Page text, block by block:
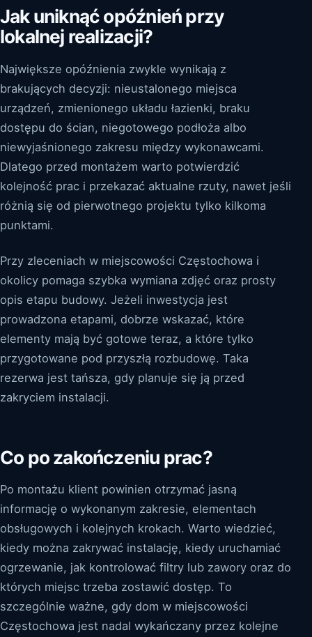
Jak uniknąć opóźnień przy
lokalnej realizacji?
Największe opóźnienia zwykle wynikają z
brakujących decyzji: nieustalonego miejsca
urządzeń, zmienionego układu łazienki, braku
dostępu do ścian, niegotowego podłoża albo
niewyjaśnionego zakresu między wykonawcami.
Dlatego przed montażem warto potwierdzić
kolejność prac i przekazać aktualne rzuty, nawet jeśli
różnią się od pierwotnego projektu tylko kilkoma
punktami.
Przy zleceniach w miejscowości Częstochowa i
okolicy pomaga szybka wymiana zdjęć oraz prosty
opis etapu budowy. Jeżeli inwestycja jest
prowadzona etapami, dobrze wskazać, które
elementy mają być gotowe teraz, a które tylko
przygotowane pod przyszłą rozbudowę. Taka
rezerwa jest tańsza, gdy planuje się ją przed
zakryciem instalacji.
Co po zakończeniu prac?
Po montażu klient powinien otrzymać jasną
informację o wykonanym zakresie, elementach
obsługowych i kolejnych krokach. Warto wiedzieć,
kiedy można zakrywać instalację, kiedy uruchamiać
ogrzewanie, jak kontrolować filtry lub zawory oraz do
których miejsc trzeba zostawić dostęp. To
szczególnie ważne, gdy dom w miejscowości
Częstochowa jest nadal wykańczany przez kolejne